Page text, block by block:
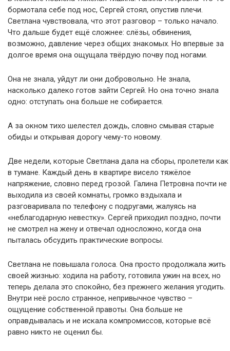
бормотала себе под нос, Сергей стоял, опустив плечи.
Светлана чувствовала, что этот разговор – только начало.
Что дальше будет ещё сложнее: слёзы, обвинения,
возможно, давление через общих знакомых. Но впервые за
долгое время она ощущала твёрдую почву под ногами.
Она не знала, уйдут ли они добровольно. Не знала,
насколько далеко готов зайти Сергей. Но она точно знала
одно: отступать она больше не собирается.
А за окном тихо шелестел дождь, словно смывая старые
обиды и открывая дорогу чему-то новому.
Две недели, которые Светлана дала на сборы, пролетели как
в тумане. Каждый день в квартире висело тяжёлое
напряжение, словно перед грозой. Галина Петровна почти не
выходила из своей комнаты, громко вздыхала и
разговаривала по телефону с подругами, жалуясь на
«неблагодарную невестку». Сергей приходил поздно, почти
не смотрел на жену и отвечал односложно, когда она
пыталась обсудить практические вопросы.
Светлана не повышала голоса. Она просто продолжала жить
своей жизнью: ходила на работу, готовила ужин на всех, но
теперь делала это спокойно, без прежнего желания угодить.
Внутри неё росло странное, непривычное чувство –
ощущение собственной правоты. Она больше не
оправдывалась и не искала компромиссов, которые всё
равно никто не оценил бы.